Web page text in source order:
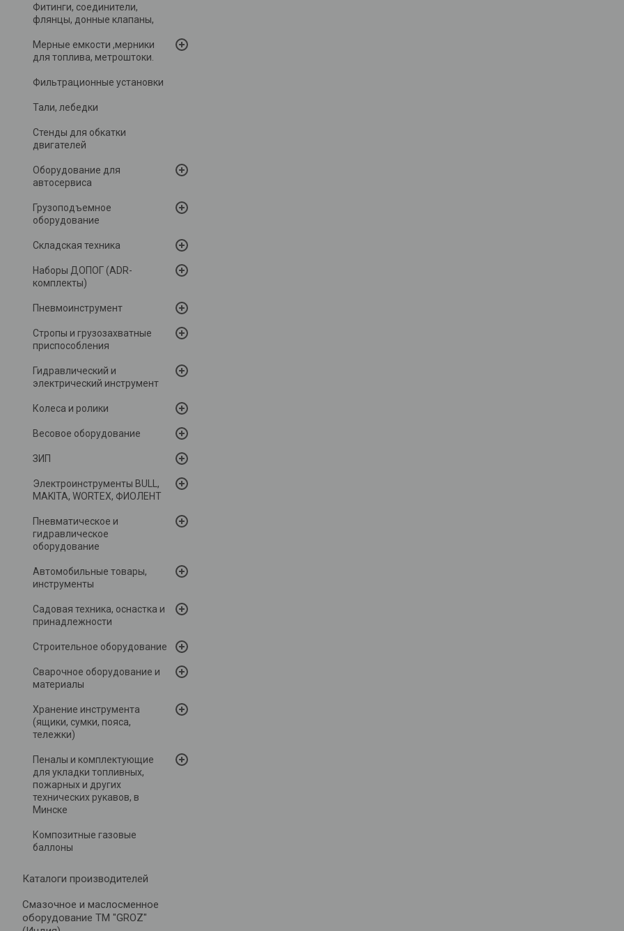
Фитинги, соединители,
флянцы, донные клапаны,
Мерные емкости ,мерники
для топлива, метроштоки.
Фильтрационные установки
Тали, лебедки
Стенды для обкатки
двигателей
Оборудование для
автосервиса
Грузоподъемное
оборудование
Складская техника
Наборы ДОПОГ (ADR-
комплекты)
Пневмоинструмент
Стропы и грузозахватные
приспособления
Гидравлический и
электрический инструмент
Колеса и ролики
Весовое оборудование
ЗИП
Электроинструменты BULL,
MAKITA, WORTEX, ФИОЛЕНТ
Пневматическое и
гидравлическое
оборудование
Автомобильные товары,
инструменты
Садовая техника, оснастка и
принадлежности
Строительное оборудование
Сварочное оборудование и
материалы
Хранение инструмента
(ящики, сумки, пояса,
тележки)
Пеналы и комплектующие
для укладки топливных,
пожарных и других
технических рукавов, в
Минске
Композитные газовые
баллоны
Каталоги производителей
Cмазочное и маслосменное
оборудование ТМ "GROZ"